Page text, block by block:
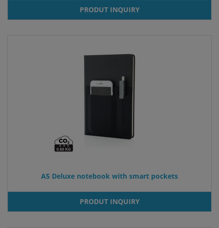
PRODUT INQUIRY
A5 Deluxe notebook with smart pockets
PRODUT INQUIRY